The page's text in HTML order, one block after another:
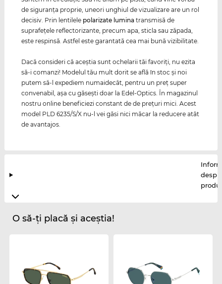
de siguranţa proprie, uneori unghiul de vizualizare are un rol
decisiv. Prin lentilele polarizate lumina transmisă de
suprafeţele reflectorizante, precum apa, sticla sau zăpada,
este respinsă. Astfel este garantată cea mai bună vizibilitate.
Dacă consideri că aceştia sunt ochelarii tăi favoriţi, nu ezita
să-i comanzi! Modelul tău mult dorit se află în stoc şi noi
putem să-l expediem numaidecât, pentru un preţ super
convenabil, aşa cu găseşti doar la Edel-Optics. În magazinul
nostru online beneficiezi constant de de preţuri mici. Acest
model PLD 6235/S/X nu-l vei găsi nici măcar la reducere atât
de avantajos.
O să-ți placă și aceștia!